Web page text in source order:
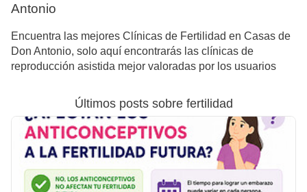
Antonio
Encuentra las mejores Clínicas de Fertilidad en Casas de
Don Antonio, solo aquí encontrarás las clínicas de
reproducción asistida mejor valoradas por los usuarios
Últimos posts sobre fertilidad